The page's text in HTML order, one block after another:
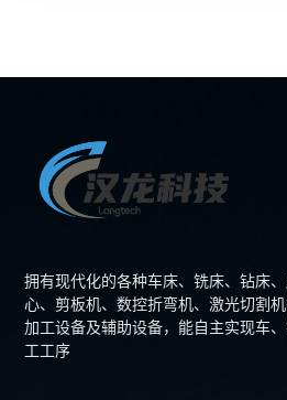
拥有现代化的各种车床、铣床、钻床
心、剪板机、数控折弯机、激光切割
加工设备及辅助设备，能自主实现车
工工序